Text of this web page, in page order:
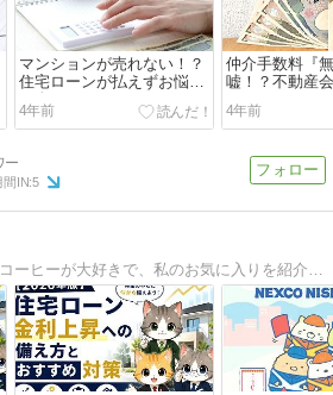
マンションが売れない！？
住宅ローンが払えずお悩み
の人はこちら
4年前
仲介手数料『
嘘！？不動産
りは？
4年前
間IN:5